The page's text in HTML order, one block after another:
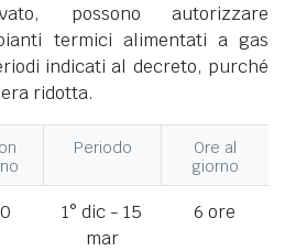
possono autorizzare
termici alimentati a gas
indicati al decreto, purché
ridotta.
Periodo
Ore al
giorno
1° dic - 15
mar
6 ore